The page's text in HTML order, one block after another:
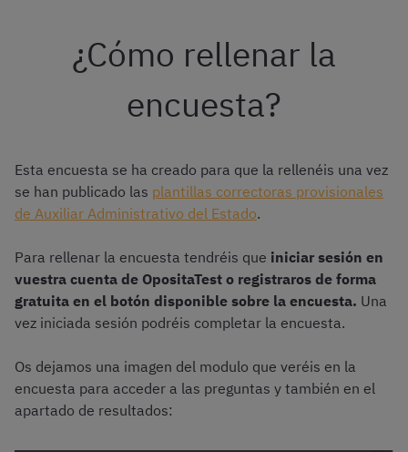
¿Cómo rellenar la
encuesta?
Esta encuesta se ha creado para que la rellenéis una vez
se han publicado las plantillas correctoras provisionales
de Auxiliar Administrativo del Estado.
Para rellenar la encuesta tendréis que iniciar sesión en
vuestra cuenta de OpositaTest o registraros de forma
gratuita en el botón disponible sobre la encuesta. Una
vez iniciada sesión podréis completar la encuesta.
Os dejamos una imagen del modulo que veréis en la
encuesta para acceder a las preguntas y también en el
apartado de resultados: